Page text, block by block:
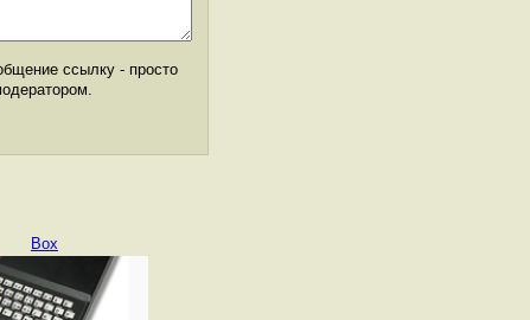
ссылку - просто
Box